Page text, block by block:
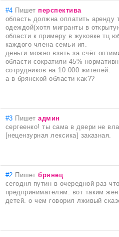
#4 Пишет перспектива
область должна оплатить аренду
одеждой(хотя мигранты в
области к примеру в жуковке тц
каждого члена семьи ип.
деньги можно взять за счёт
области сократили 45%
сотрудников на 10 000 жителей.
а в брянской области как??
#3 Пишетадмин
сергеенко! ты сама в двери не
[нецензурная лексика] заказная.
#2 Пишетбрянец
сегодня путин в очередной раз
предпринимателям. вот таким
детей. о чем говорил лживый